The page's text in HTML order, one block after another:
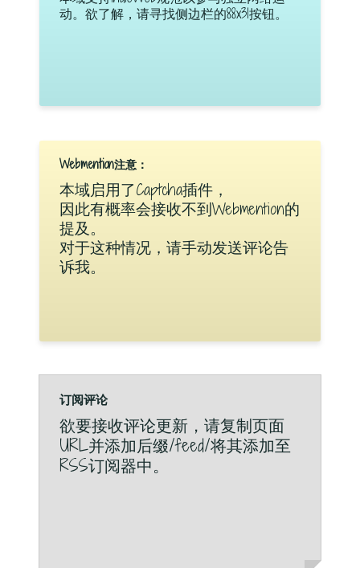
动。欲了解，请寻找侧边栏的88x31按钮。
Webmention注意：
本域启用了Captcha插件，
因此有概率会接收不到Webmention的
提及。
对于这种情况，请手动发送评论告
诉我。
订阅评论
欲要接收评论更新，请复制页面
URL并添加后缀/feed/将其添加至
RSS订阅器中。